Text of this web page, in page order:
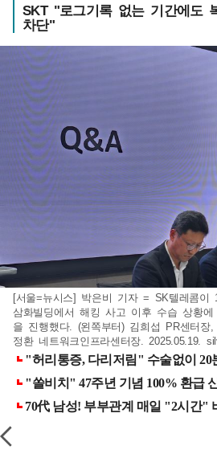
SKT "로그기록 없는 기간에도
차단"
[서울=뉴시스] 박은비 기자 = SK텔레콤이
삼화빌딩에서 해킹 사고 이후 수습 상황
을 진행했다. (왼쪽부터) 김희섭 PR센터장
정환 네트워크인프라센터장. 2025.05.19.